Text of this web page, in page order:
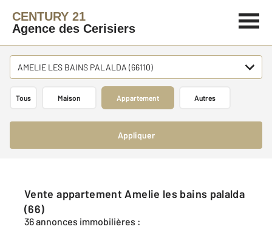
CENTURY 21
Agence des Cerisiers
AMELIE LES BAINS PALALDA (66110)
Tous Maison Appartement Autres
Appliquer
Vente appartement Amelie les bains palalda
(66)
36 annonces immobilières :